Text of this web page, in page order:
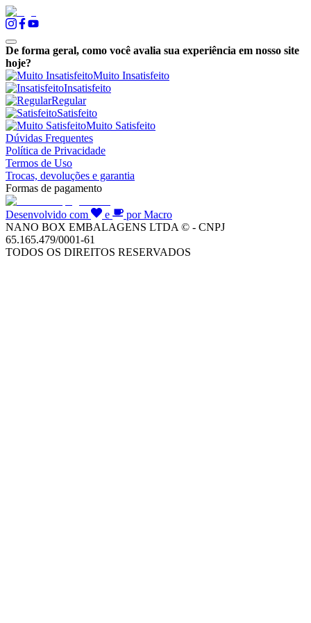
De forma geral, como você avalia sua experiência em nosso site
hoje?
Muito Insatisfeito
Insatisfeito
Regular
Satisfeito
Muito Satisfeito
Dúvidas Frequentes
Política de Privacidade
Termos de Uso
Trocas, devoluções e garantia
Formas de pagamento
Desenvolvido com e
por Macro
NANO BOX EMBALAGENS LTDA © - CNPJ
65.165.479/0001-61
TODOS OS DIREITOS RESERVADOS